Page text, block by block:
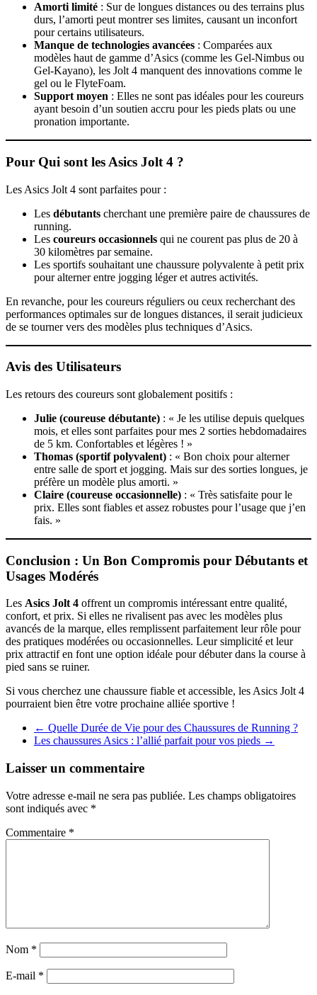
Amorti limité : Sur de longues distances ou des terrains plus
durs, l’amorti peut montrer ses limites, causant un inconfort
pour certains utilisateurs.
Manque de technologies avancées : Comparées aux
modèles haut de gamme d’Asics (comme les Gel-Nimbus ou
Gel-Kayano), les Jolt 4 manquent des innovations comme le
gel ou le FlyteFoam.
Support moyen : Elles ne sont pas idéales pour les coureurs
ayant besoin d’un soutien accru pour les pieds plats ou une
pronation importante.
Pour Qui sont les Asics Jolt 4 ?
Les Asics Jolt 4 sont parfaites pour :
Les débutants cherchant une première paire de chaussures de
running.
Les coureurs occasionnels qui ne courent pas plus de 20 à
30 kilomètres par semaine.
Les sportifs souhaitant une chaussure polyvalente à petit prix
pour alterner entre jogging léger et autres activités.
En revanche, pour les coureurs réguliers ou ceux recherchant des
performances optimales sur de longues distances, il serait judicieux
de se tourner vers des modèles plus techniques d’Asics.
Avis des Utilisateurs
Les retours des coureurs sont globalement positifs :
Julie (coureuse débutante) : « Je les utilise depuis quelques
mois, et elles sont parfaites pour mes 2 sorties hebdomadaires
de 5 km. Confortables et légères ! »
Thomas (sportif polyvalent) : « Bon choix pour alterner
entre salle de sport et jogging. Mais sur des sorties longues, je
préfère un modèle plus amorti. »
Claire (coureuse occasionnelle) : « Très satisfaite pour le
prix. Elles sont fiables et assez robustes pour l’usage que j’en
fais. »
Conclusion : Un Bon Compromis pour Débutants et
Usages Modérés
Les Asics Jolt 4 offrent un compromis intéressant entre qualité,
confort, et prix. Si elles ne rivalisent pas avec les modèles plus
avancés de la marque, elles remplissent parfaitement leur rôle pour
des pratiques modérées ou occasionnelles. Leur simplicité et leur
prix attractif en font une option idéale pour débuter dans la course à
pied sans se ruiner.
Si vous cherchez une chaussure fiable et accessible, les Asics Jolt 4
pourraient bien être votre prochaine alliée sportive !
← Quelle Durée de Vie pour des Chaussures de Running ?
Les chaussures Asics : l’allié parfait pour vos pieds →
Laisser un commentaire
Votre adresse e-mail ne sera pas publiée. Les champs obligatoires
sont indiqués avec *
Commentaire *
Nom *
E-mail *